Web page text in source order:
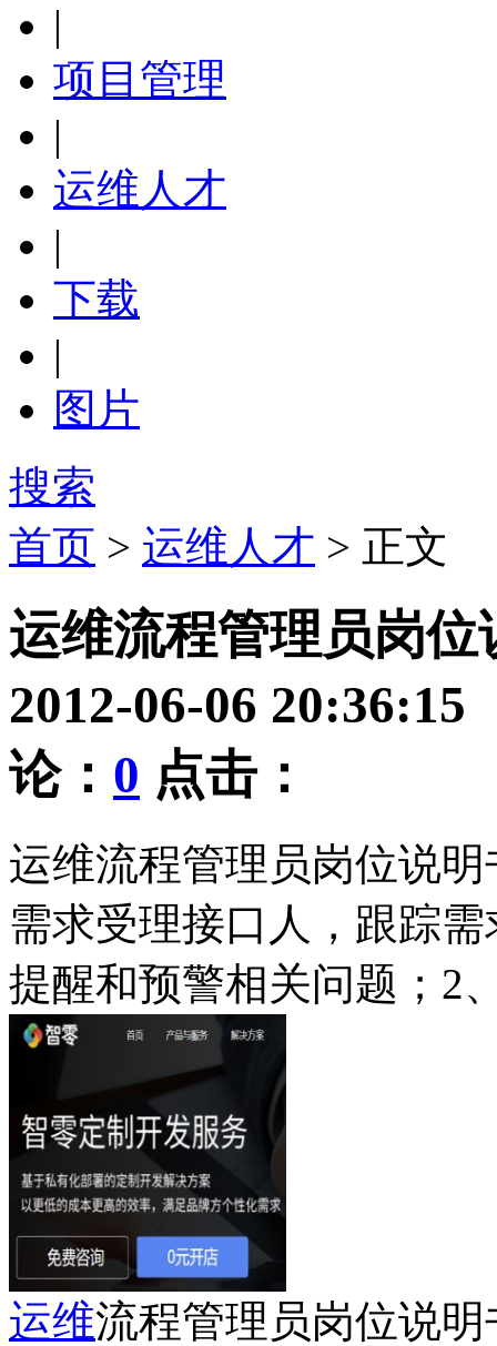
|
项目管理
|
运维人才
|
下载
|
图片
搜索
首页 > 运维人才 > 正文
运维流程管理员岗位
2012-06-06
论： 0 点击：
运维流程管理员岗位说
需求受理接口人，跟踪
提醒和预警相关问题；2
运维流程管理员岗位说明